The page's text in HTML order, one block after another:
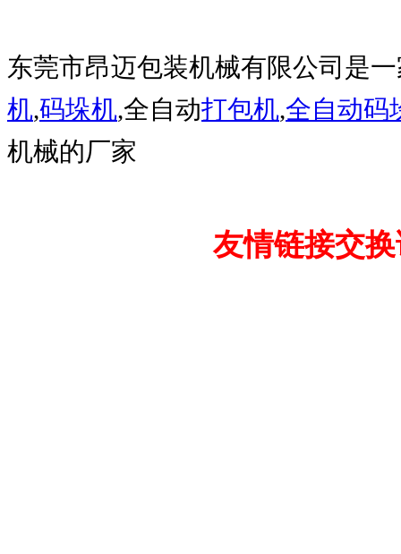
东莞市昂迈包装机械有限公司是
机,码垛机,全自动打包机,全自动码
机械的厂家
友情链接交换